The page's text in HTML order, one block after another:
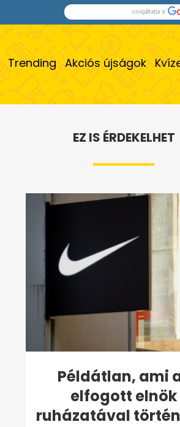
Trending Akciós újságok
EZ IS ÉRDEKELHET
Példátlan, ami
elfogott elnök
ruházatával